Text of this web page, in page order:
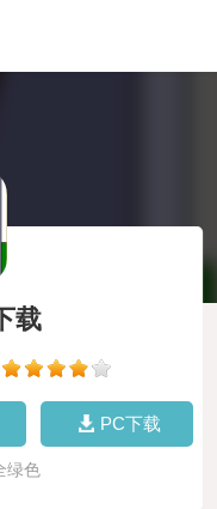
载
PC下载
绿色